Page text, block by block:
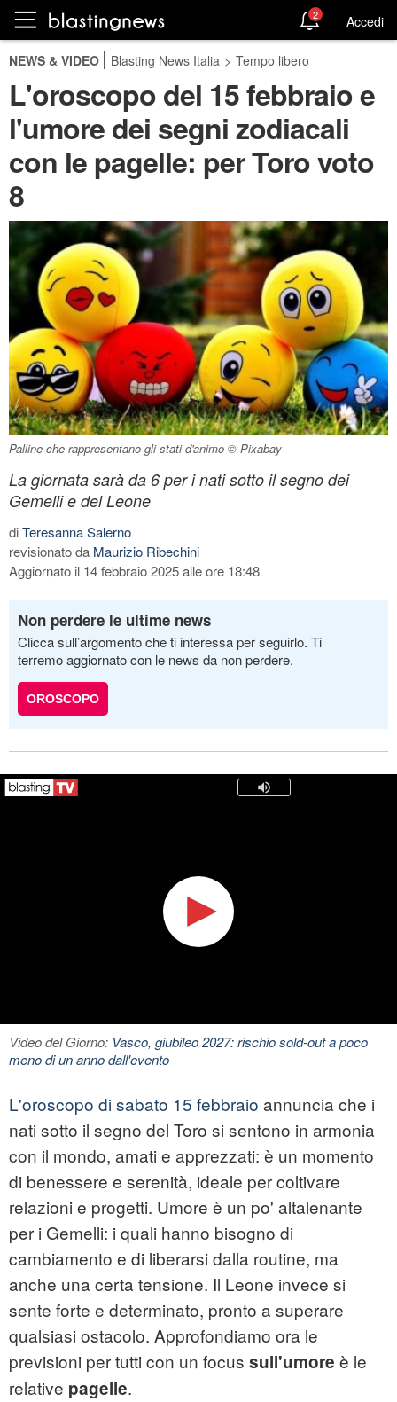
2 Accedi
NEWS & VIDEO Blasting News Italia > Tempo libero
L'oroscopo del 15 febbraio e
l'umore dei segni zodiacali
con le pagelle: per Toro voto
8
Palline che rappresentano gli stati d'animo © Pixabay
La giornata sarà da 6 per i nati sotto il segno dei
Gemelli e del Leone
diTeresanna Salerno
revisionato da Maurizio Ribechini
Aggiornato il 14 febbraio 2025 alle ore 18:48
Non perdere le ultime news
Clicca sull’argomento che ti interessa per seguirlo. Ti
terremo aggiornato con le news da non perdere.
OROSCOPO
Video del Giorno: Vasco, giubileo 2027: rischio sold-out a poco
meno di un anno dall'evento
L'oroscopo di sabato 15 febbraio annuncia che i
nati sotto il segno del Toro si sentono in armonia
con il mondo, amati e apprezzati: è un momento
di benessere e serenità, ideale per coltivare
relazioni e progetti. Umore è un po' altalenante
per i Gemelli: i quali hanno bisogno di
cambiamento e di liberarsi dalla routine, ma
anche una certa tensione. Il Leone invece si
sente forte e determinato, pronto a superare
qualsiasi ostacolo. Approfondiamo ora le
previsioni per tutti con un focus sull'umore è le
relative pagelle.